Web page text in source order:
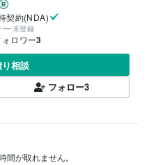
契約(NDA)
未登録
ォロワー3
相談
フォロー3
が取れません。